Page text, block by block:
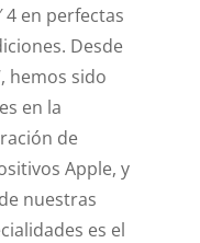
4 en perfectas
Desde
hemos sido
en la
de
Apple, y
nuestras
es el